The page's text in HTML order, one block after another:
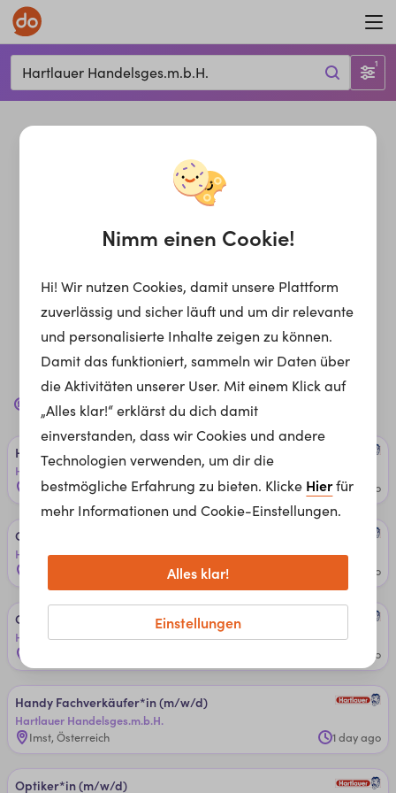
Hartlauer Handelsges.m.b.H. 1
74 Jobs bei Hartlauer Handelsges.m.b.H.
Hör­ge­rä­teakus­ti­ker*in - Aus­bil­dun­g (m/w/d)
Hartlauer Handelsges.m.b.H.
Bürs, Österreich 1 day ago
Op­ti­ker*in - Aus­bil­dun­g (m/w/d)
Hartlauer Handelsges.m.b.H.
1 day ago
Op­ti­ker*in - Aus­bil­dun­g (m/w/d)
Hartlauer Handelsges.m.b.H.
1 day ago
Han­dy­ ­Fach­ver­käu­fer*in (m/w/d)
Hartlauer Handelsges.m.b.H.
Imst, Österreich 1 day ago
Op­ti­ker*in (m/w/d)
Nimm einen Cookie!
Hi! Wir nutzen Cookies, damit unsere Plattform
zuverlässig und sicher läuft und um dir relevante
und personalisierte Inhalte zeigen zu können.
Damit das funktioniert, sammeln wir Daten über
die Aktivitäten unserer User. Mit einem Klick auf
„Alles klar!“ erklärst du dich damit
einverstanden, dass wir Cookies und andere
Technologien verwenden, um dir die
bestmögliche Erfahrung zu bieten. Klicke Hierfür
mehr Informationen und Cookie-Einstellungen.
Einstellungen
Alles klar!